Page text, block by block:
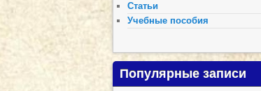
Статьи
Учебные пособия
Популярные записи